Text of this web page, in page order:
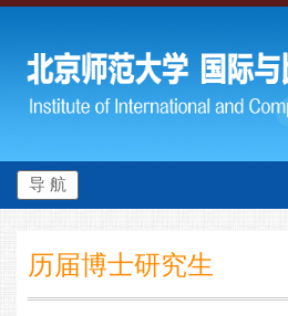
导 航
历届博士研究生